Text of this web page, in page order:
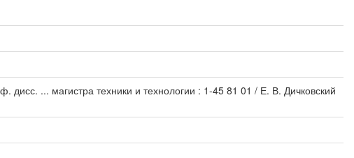
... магистра техники и технологии : 1-45 81 01 / Е. В. Дичковский